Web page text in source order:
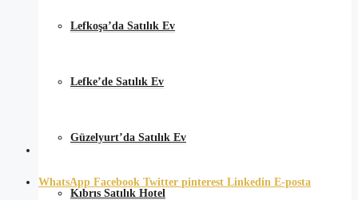
Lefkoşa’da Satılık Ev
Lefke’de Satılık Ev
Güzelyurt’da Satılık Ev
Kıbrıs Satılık Hotel
WhatsApp Facebook Twitter pinterest Linkedin E-posta